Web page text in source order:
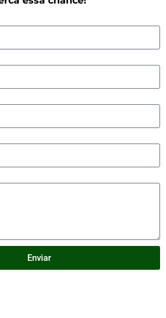
Enviar